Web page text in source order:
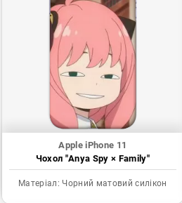
Apple iPhone 11
Чохол "Anya Spy × Family"
Матеріал: Чорний матовий силікон